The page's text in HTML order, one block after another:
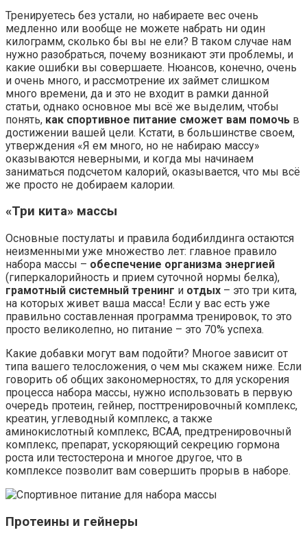
Тренируетесь без устали, но набираете вес очень
медленно или вообще не можете набрать ни один
килограмм, сколько бы вы не ели? В таком случае нам
нужно разобраться, почему возникают эти проблемы, и
какие ошибки вы совершаете. Нюансов, конечно, очень
и очень много, и рассмотрение их займет слишком
много времени, да и это не входит в рамки данной
статьи, однако основное мы всё же выделим, чтобы
понять, как спортивное питание сможет вам помочь в
достижении вашей цели. Кстати, в большинстве своем,
утверждения «Я ем много, но не набираю массу»
оказываются неверными, и когда мы начинаем
заниматься подсчетом калорий, оказывается, что мы всё
же просто не добираем калории.
«Три кита» массы
Основные постулаты и правила бодибилдинга остаются
неизменными уже множество лет: главное правило
набора массы – обеспечение организма энергией
(гиперкалорийность и прием суточной нормы белка),
грамотный системный тренинг и отдых – это три кита,
на которых живет ваша масса! Если у вас есть уже
правильно составленная программа тренировок, то это
просто великолепно, но питание – это 70% успеха.
Какие добавки могут вам подойти? Многое зависит от
типа вашего телосложения, о чем мы скажем ниже. Если
говорить об общих закономерностях, то для ускорения
процесса набора массы, нужно использовать в первую
очередь протеин, гейнер, посттренировочный комплекс,
креатин, углеводный комплекс, а также
аминокислотный комплекс, BCAA, предтренировочный
комплекс, препарат, ускоряющий секрецию гормона
роста или тестостерона и многое другое, что в
комплексе позволит вам совершить прорыв в наборе.
Протеины и гейнеры